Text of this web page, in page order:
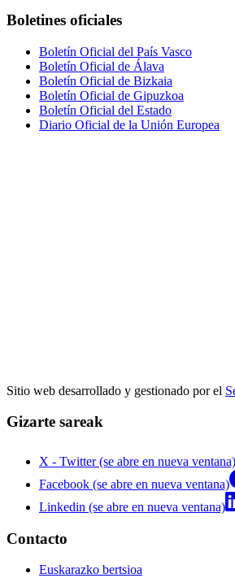
Boletines oficiales
Boletín Oficial del País Vasco
Boletín Oficial de Álava
Boletín Oficial de Bizkaia
Boletín Oficial de Gipuzkoa
Boletín Oficial del Estado
Diario Oficial de la Unión Europea
Sitio web desarrollado y gestionado por el
Gizarte sareak
X - Twitter (se abre en nueva ventana)
Facebook (se abre en nueva ventana)
Linkedin (se abre en nueva ventana)
Contacto
Euskarazko bertsioa